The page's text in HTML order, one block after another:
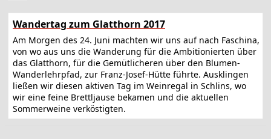
Wandertag zum Glatthorn 2017
Am Morgen des 24. Juni machten wir uns auf nach Faschina,
von wo aus uns die Wanderung für die Ambitionierten über
das Glatthorn, für die Gemütlicheren über den Blumen-
Wanderlehrpfad, zur Franz-Josef-Hütte führte. Ausklingen
ließen wir diesen aktiven Tag im Weinregal in Schlins, wo
wir eine feine Brettljause bekamen und die aktuellen
Sommerweine verköstigten.